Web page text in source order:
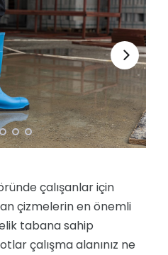
çalışanlar için
çizmelerin en önemli
tabana sahip
çalışma alanınız ne